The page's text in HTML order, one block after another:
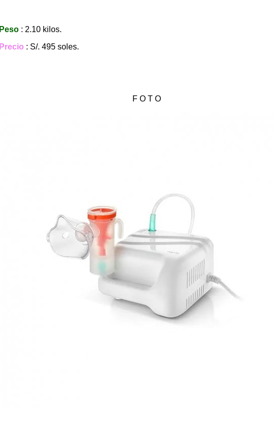
Peso : 2.10 kilos.
Precio : S/. 495 soles.
F O T O